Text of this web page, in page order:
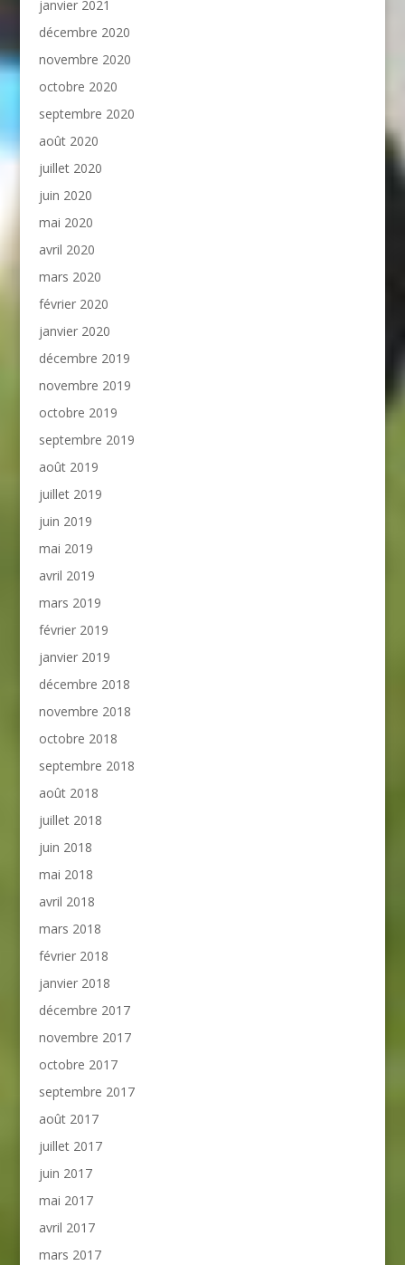
janvier 2021
décembre 2020
novembre 2020
octobre 2020
septembre 2020
août 2020
juillet 2020
juin 2020
mai 2020
avril 2020
mars 2020
février 2020
janvier 2020
décembre 2019
novembre 2019
octobre 2019
septembre 2019
août 2019
juillet 2019
juin 2019
mai 2019
avril 2019
mars 2019
février 2019
janvier 2019
décembre 2018
novembre 2018
octobre 2018
septembre 2018
août 2018
juillet 2018
juin 2018
mai 2018
avril 2018
mars 2018
février 2018
janvier 2018
décembre 2017
novembre 2017
octobre 2017
septembre 2017
août 2017
juillet 2017
juin 2017
mai 2017
avril 2017
mars 2017